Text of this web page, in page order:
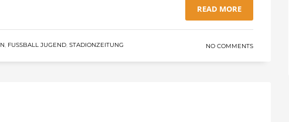
READ MORE
FUSSBALL JUGEND STADIONZEITUNG NO COMMENTS